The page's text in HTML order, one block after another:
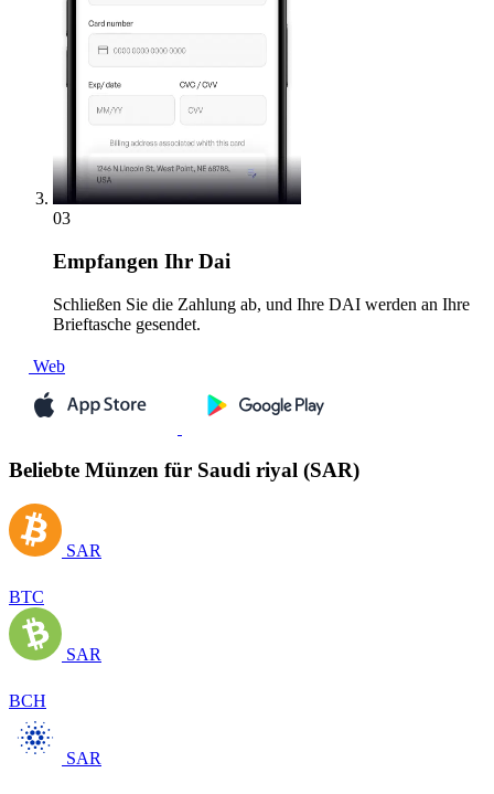
03
Empfangen Ihr Dai
Schließen Sie die Zahlung ab, und Ihre DAI werden an Ihre
Brieftasche gesendet.
Web
Beliebte Münzen für Saudi riyal (SAR)
SAR
BTC
SAR
BCH
SAR